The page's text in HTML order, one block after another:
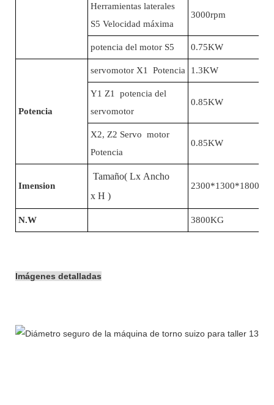
Herramientas laterales
S5 Velocidad máxima
3000rpm
potencia del motor S5 0.75KW
Potencia
servomotor X1 Potencia 1.3KW
Y1 Z1 potencia del
servomotor
0.85KW
X2, Z2 Servo motor
Potencia
0.85KW
Imension
Tamaño( Lx Ancho
x H )
N.W 3800KG
Imágenes detalladas